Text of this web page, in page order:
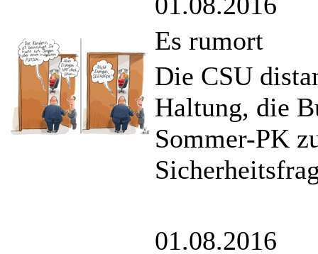
Es rumort
Die CSU
Haltung, die
Sommer-PK
01.08.2016